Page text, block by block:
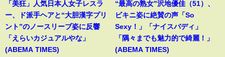
「美狂」人気日本人女子レスラ
ー、ド派手ヘアと“大胆漢字プリ
ント”のノースリーブ姿に反響
「えらいカジュアルやな」
(ABEMA TIMES)
“最高の熟女”沢地優佳（51）、
ビキニ姿に絶賛の声「So
Sexy！」「ナイスバディ」
「隅々までも魅力的で綺麗！」
(ABEMA TIMES)